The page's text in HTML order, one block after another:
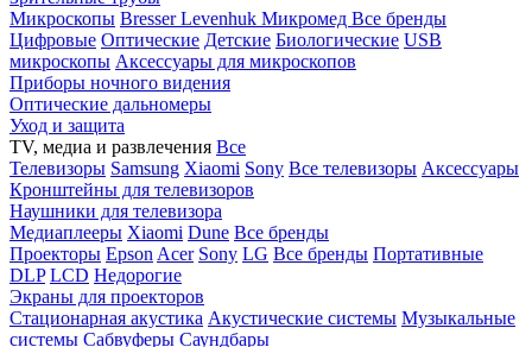
Микроскопы BresserLevenhuk Микромед Все бренды
Цифровые Оптические Детские Биологические USB
микроскопы Аксессуары для микроскопов
Приборы ночного видения
Оптические дальномеры
Уход и защита
TV, медиа и развлечения Все
Телевизоры Samsung Xiaomi Sony Все телевизоры Аксессуары
Кронштейны для телевизоров
Наушники для телевизора
Медиаплееры Xiaomi Dune Все бренды
Проекторы Epson Acer Sony LG Все бренды Портативные
DLP LCD Недорогие
Экраны для проекторов
Стационарная акустика Акустические системы Музыкальные
системы Сабвуферы Саундбары